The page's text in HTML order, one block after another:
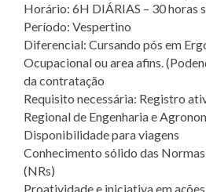
Horário: 6H DIÁRIAS – 30 horas
Período: Vespertino
Diferencial: Cursando pós em
Ocupacional ou area afins.
da contratação
Requisito necessária: Registro
Regional de Engenharia e
Disponibilidade para viagens
Conhecimento sólido das
(NRs)
Proatividade e iniciativa em